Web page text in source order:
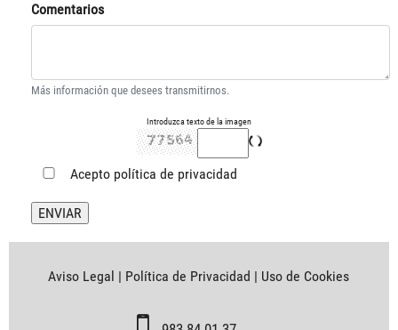
Comentarios
Más información que desees transmitirnos.
Introduzca texto de la imagen
Acepto política de privacidad
Aviso Legal | Política de Privacidad | Uso de Cookies